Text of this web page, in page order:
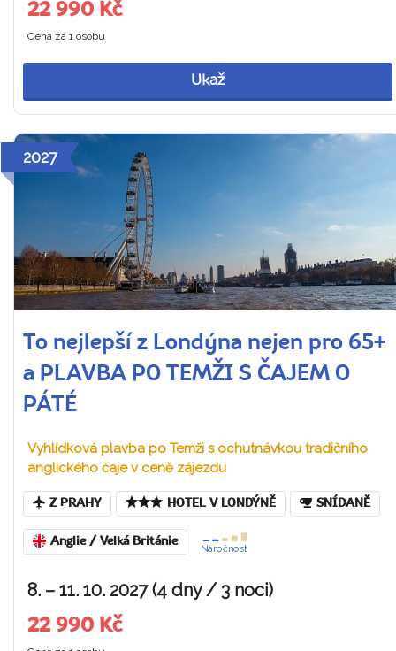
22 990 Kč
Cena za 1 osobu
Ukaž
2027
To nejlepší z Londýna nejen pro 65+
a PLAVBA PO TEMŽI S ČAJEM O
PÁTÉ
Vyhlídková plavba po Temži s ochutnávkou tradičního
anglického čaje v ceně zájezdu
Z PRAHY HOTEL V LONDÝNĚ SNÍDANĚ
Anglie / Velká Británie
Náročnost
8. – 11. 10. 2027 (4 dny / 3 noci)
22 990 Kč